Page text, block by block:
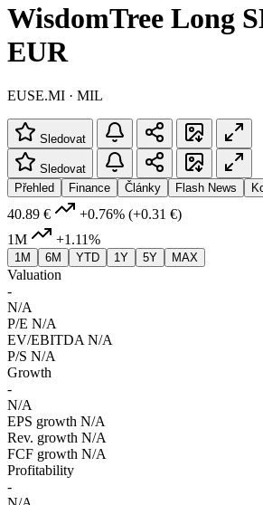
WisdomTree Long
EUR
EUSE.MI · MIL
Sledovat
Sledovat
Přehled
Finance Články Flash News
40.89 € +0.76% (+0.31 €)
1M
+1.11%
1M 6M YTD 1Y 5Y MAX
Valuation
-
N/A
P/E N/A
EV/EBITDA N/A
P/S N/A
Growth
-
N/A
EPS growth N/A
Rev. growth N/A
FCF growth N/A
Profitability
-